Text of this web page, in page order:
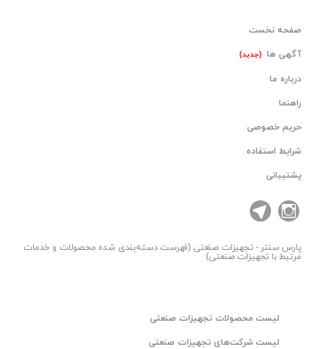
صفحه نخست
آگهی ها (جدید)
درباره ما
راهنما
حریم خصوصی
شرایط استفاده
پشتیبانی
پارس سنتر- تجهیزات صنعتی (فهرست دسته‌بندی شده محصولات و خدمات
مرتبط با تجهیزات صنعتی)
لیست محصولات تجهیزات صنعتی
لیست شرکت‌های تجهیزات صنعتی